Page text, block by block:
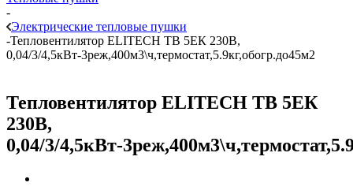
-
Электрические тепловые пушки
-Тепловентилятор ELITECH ТВ 5ЕК 230В,
0,04/3/4,5кВт-3реж,400м3\ч,термостат,5.9кг,обогр.до45м2
Тепловентилятор ELITECH ТВ 5ЕК
230В,
0,04/3/4,5кВт-